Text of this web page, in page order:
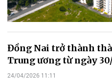
Đồng Nai trở thành
Trung ương từ ngày
24/04/2026 11:11